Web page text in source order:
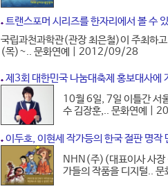
트랜스포머 시리즈를 한자리에서 볼 수
국립과천과학관(관장 최은철)이 주최하
(목)~.. 문화연예 | 2012/09/28
제3회 대한민국 나눔대축제 홍보대사에
10월 6일, 7일 이틀간 서
수 김장훈,.. 문화연예 |
이두호, 이현세 작가등의 한국 절판 명작
NHN(주)(대표이사 사장
가들의 작품을 디지털..